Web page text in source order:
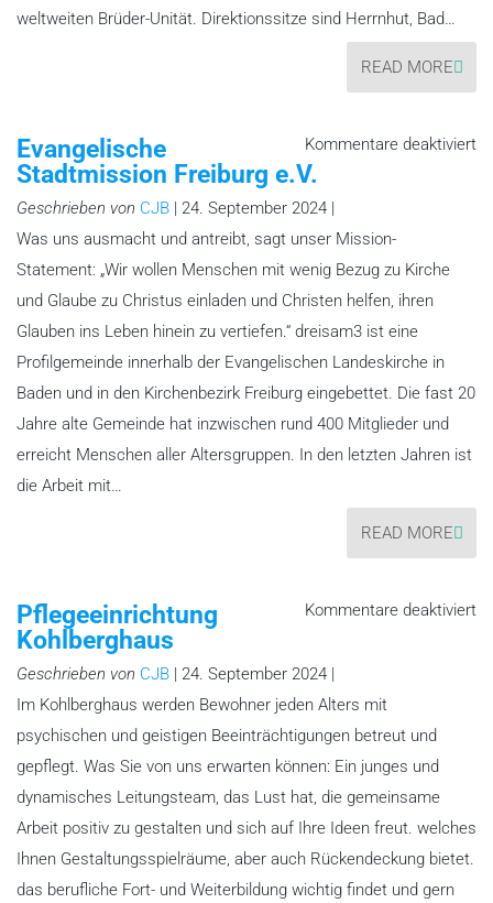
weltweiten Brüder-Unität. Direktionssitze sind Herrnhut, Bad…
READ MORE
Kommentare deaktiviert
Evangelische
Stadtmission Freiburg e.V.
Geschrieben von CJB | 24. September 2024 |
Was uns ausmacht und antreibt, sagt unser Mission-
Statement: „Wir wollen Menschen mit wenig Bezug zu Kirche
und Glaube zu Christus einladen und Christen helfen, ihren
Glauben ins Leben hinein zu vertiefen.“ dreisam3 ist eine
Profilgemeinde innerhalb der Evangelischen Landeskirche in
Baden und in den Kirchenbezirk Freiburg eingebettet. Die fast 20
Jahre alte Gemeinde hat inzwischen rund 400 Mitglieder und
erreicht Menschen aller Altersgruppen. In den letzten Jahren ist
die Arbeit mit…
READ MORE
Kommentare deaktiviert
Pflegeeinrichtung
Kohlberghaus
Geschrieben von CJB | 24. September 2024 |
Im Kohlberghaus werden Bewohner jeden Alters mit
psychischen und geistigen Beeinträchtigungen betreut und
gepflegt. Was Sie von uns erwarten können: Ein junges und
dynamisches Leitungsteam, das Lust hat, die gemeinsame
Arbeit positiv zu gestalten und sich auf Ihre Ideen freut. welches
Ihnen Gestaltungsspielräume, aber auch Rückendeckung bietet.
das berufliche Fort- und Weiterbildung wichtig findet und gern